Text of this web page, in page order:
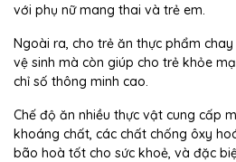
với phụ nữ mang thai và trẻ em.
Ngoài ra, cho trẻ ăn thực phẩm
vệ sinh mà còn giúp cho trẻ khỏe
chỉ số thông minh cao.
Chế độ ăn nhiều thực vật cung cấp
khoáng chất, các chất chống ôxy
bão hoà tốt cho sức khoẻ, và đặc